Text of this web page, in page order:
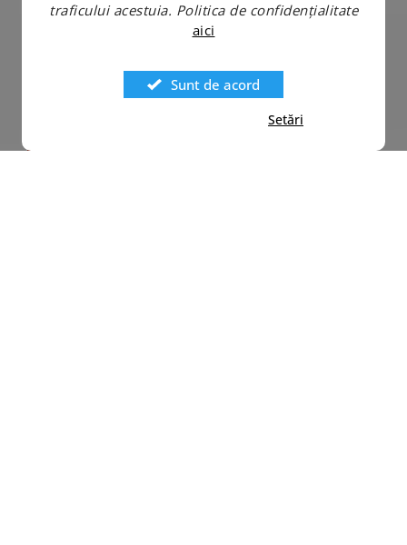
traficului acestuia. Politica de confidențialitate
aici
Sunt de acord
Setări